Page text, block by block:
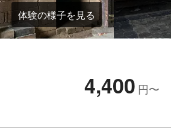
体験の様子を見る
4,400 円〜